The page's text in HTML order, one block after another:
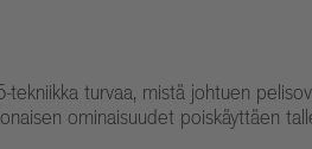
turvaa, mistä johtuen
ominaisuudet poiskäyttäen